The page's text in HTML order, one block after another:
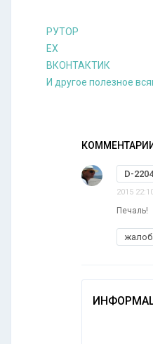
РУТОР
EX
ВКОНТАКТИК
И другое полезное
D-2204
2015
Печаль!